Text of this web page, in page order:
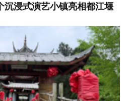
沉浸式演艺小镇亮相都江堰